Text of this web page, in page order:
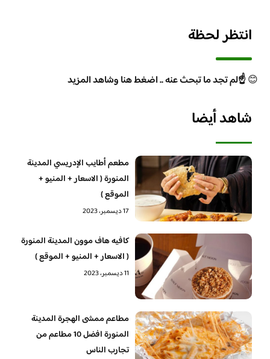
انتظر لحظة
😊☝️لم تجد ما تبحث عنه .. اضغط هنا وشاهد المزيد
شاهد أيضا
مطعم أطايب الإدريسي المدينة
المنورة ( الاسعار + المنيو +
الموقع )
17 ديسمبر، 2023
كافيه هاف موون المدينة المنورة
( الاسعار + المنيو + الموقع )
11 ديسمبر، 2023
مطاعم ممشى الهجرة المدينة
المنورة افضل 10 مطاعم من
تجارب الناس